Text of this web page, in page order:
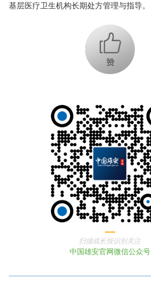
基层医疗卫生机构长期处方管理与指导。
+1
扫描或长按识别关注
中国雄安官网微信公众号